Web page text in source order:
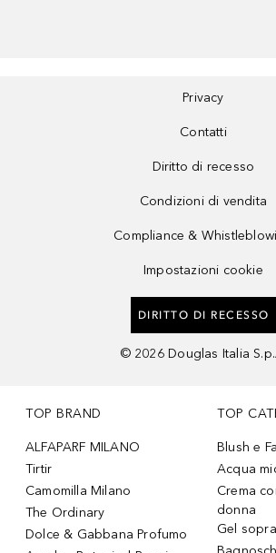
Privacy
Contatti
Diritto di recesso
Condizioni di vendita
Compliance &
Impostazioni cookie
DIRITTO DI RECESSO
© 2026 Douglas Italia
TOP BRAND
ALFAPARF MILANO
Tirtir
Camomilla Milano
The Ordinary
Dolce & Gabbana Profumo
TOP
Blush e
Acqua
Crema
donna
Gel